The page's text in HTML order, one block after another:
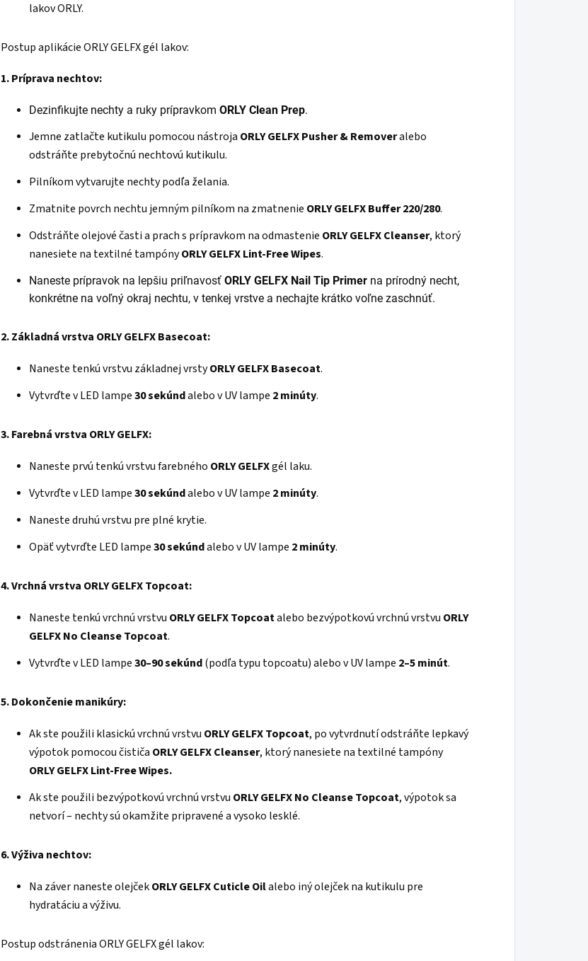
lakov ORLY.
Postup aplikácie ORLY GELFX gél lakov:
1. Príprava nechtov:
Dezinfikujte nechty a ruky prípravkom ORLY Clean Prep.
Jemne zatlačte kutikulu pomocou nástroja ORLY GELFXPusher& Removeralebo
odstráňte prebytočnú nechtovú kutikulu.
Pilníkom vytvarujte nechty podľa želania.
Zmatnite povrch nechtu jemným pilníkom na zmatnenie ORLY GELFX Buffer 220/280.
Odstráňte olejové časti a prach s prípravkom na odmastenie ORLY GELFX Cleanser, ktorý
nanesiete na textilné tampónyORLYGELFX Lint-Free Wipes.
Naneste prípravok na lepšiu priľnavosť ORLY GELFX Nail Tip Primer na prírodný necht,
konkrétne na voľný okraj nechtu, v tenkej vrstve a nechajte krátko voľne zaschnúť.
2. Základná vrstva ORLY GELFX Basecoat:
Naneste tenkú vrstvu základnej vrstyORLY GELFX Basecoat.
Vytvrďte v LED lampe30 sekúndalebo v UV lampe 2 minúty.
3. Farebná vrstva ORLY GELFX:
Naneste prvú tenkú vrstvu farebného ORLY GELFXgél laku.
Vytvrďte v LED lampe30 sekúndalebo v UV lampe 2 minúty.
Naneste druhú vrstvu pre plné krytie.
Opäť vytvrďte LED lampe30 sekúndalebo v UV lampe 2 minúty.
4.Vrchná vrstva ORLY GELFX Topcoat:
Naneste tenkú vrchnú vrstvu ORLYGELFXTopcoatalebo bezvýpotkovú vrchnú vrstvu ORLY
GELFXNo Cleanse Topcoat.
Vytvrďte v LED lampe30–90 sekúnd(podľa typu topcoatu) alebo v UV lampe 2–5 minút.
5. Dokončenie manikúry:
Ak ste použili klasickú vrchnú vrstvu ORLY GELFXTopcoat, po vytvrdnutí odstráňte lepkavý
výpotok pomocou čističa ORLYGELFXCleanser, ktorý nanesiete na textilné tampóny
ORLY GELFX Lint-Free Wipes.
Ak ste použili bezvýpotkovú vrchnú vrstvu ORLY GELFXNo Cleanse Topcoat, výpotok sa
netvorí – nechty sú okamžite pripravené a vysoko lesklé.
6. Výživa nechtov:
Na záver naneste olejčekORLY GELFX Cuticle Oilalebo iný olejček na kutikulu pre
hydratáciu a výživu.
Postup odstránenia ORLY GELFX gél lakov: